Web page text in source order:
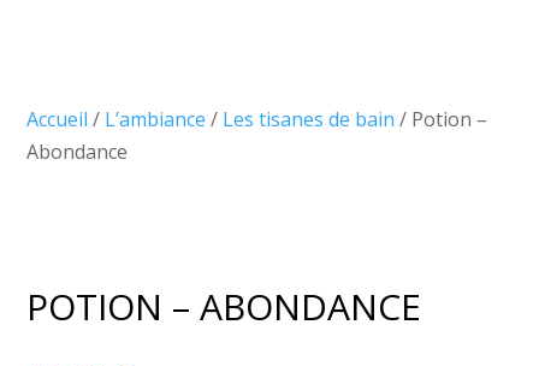
Accueil / L’ambiance / Les tisanes de bain / Potion –
Abondance
POTION – ABONDANCE